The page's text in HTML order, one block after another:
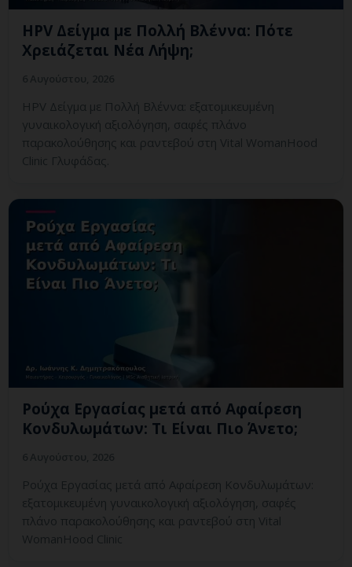
HPV Δείγμα με Πολλή Βλέννα: Πότε
Χρειάζεται Νέα Λήψη;
HPV Δείγμα με Πολλή Βλέννα: εξατομικευμένη
γυναικολογική αξιολόγηση, σαφές πλάνο
παρακολούθησης και ραντεβού στη Vital WomanHood
Clinic Γλυφάδας.
Ρούχα Εργασίας μετά από Αφαίρεση
Κονδυλωμάτων: Τι Είναι Πιο Άνετο;
Ρούχα Εργασίας μετά από Αφαίρεση Κονδυλωμάτων:
εξατομικευμένη γυναικολογική αξιολόγηση, σαφές
πλάνο παρακολούθησης και ραντεβού στη Vital
WomanHood Clinic